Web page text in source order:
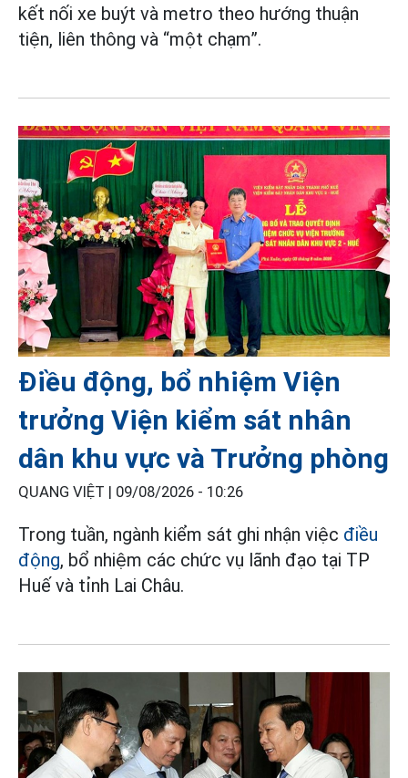
kết nối xe buýt và metro theo hướng thuận
tiện, liên thông và “một chạm”.
Điều động, bổ nhiệm Viện
trưởng Viện kiểm sát nhân
dân khu vực và Trưởng phòng
QUANG VIỆT | 09/08/2026 - 10:26
Trong tuần, ngành kiểm sát ghi nhận việc điều
động, bổ nhiệm các chức vụ lãnh đạo tại TP
Huế và tỉnh Lai Châu.